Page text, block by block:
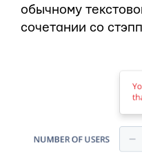
обычному
сочетании со